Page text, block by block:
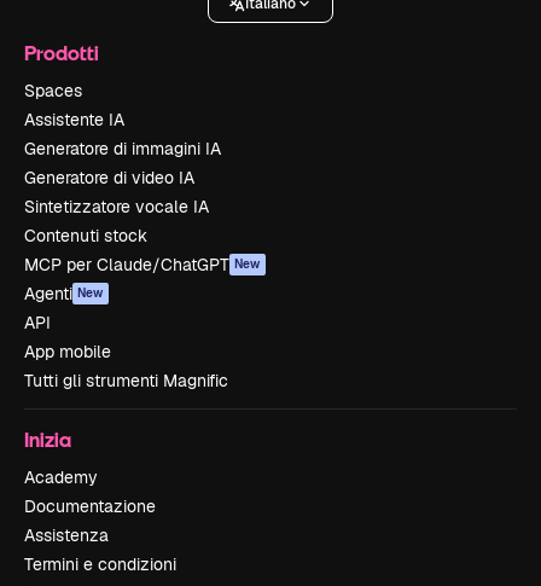
Prodotti
Spaces
Assistente IA
Generatore di immagini IA
Generatore di video IA
Sintetizzatore vocale IA
Contenuti stock
MCP per Claude/ChatGPT New
Agenti New
API
App mobile
Tutti gli strumenti Magnific
Inizia
Academy
Documentazione
Assistenza
Termini e condizioni